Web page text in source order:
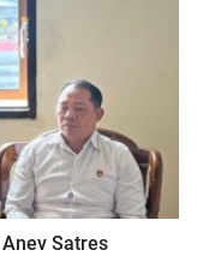
Satres